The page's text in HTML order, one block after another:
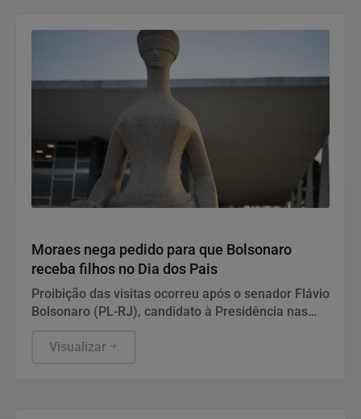
Moraes nega pedido para que Bolsonaro
receba filhos no Dia dos Pais
Proibição das visitas ocorreu após o senador Flávio
Bolsonaro (PL-RJ), candidato à Presidência nas
uma carta manuscrita assinada pelo pai.
Visualizar